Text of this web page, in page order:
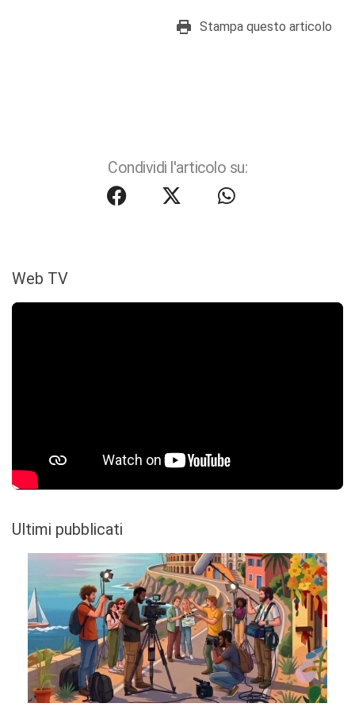
Stampa questo articolo
Condividi l'articolo su:
Web TV
Ultimi pubblicati